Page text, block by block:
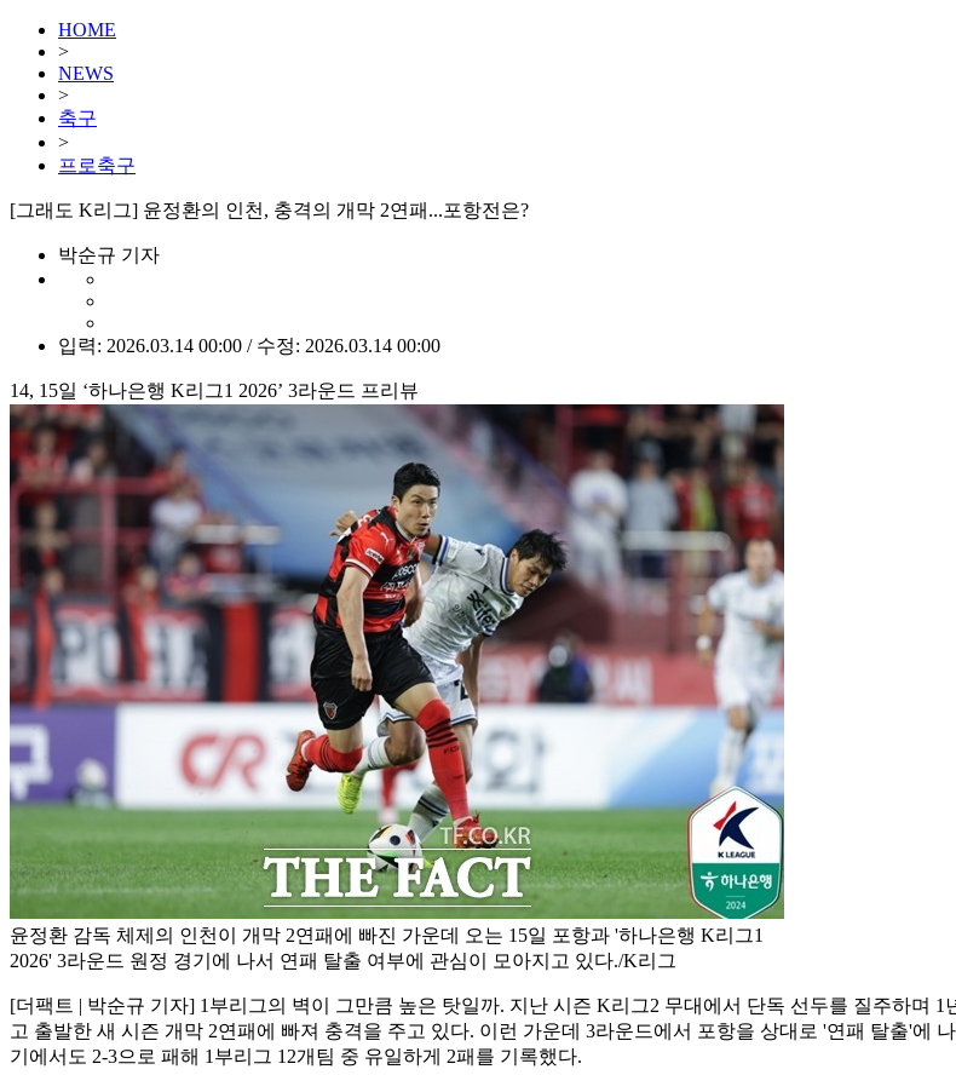
HOME
>
NEWS
>
축구
>
프로축구
[그래도 K리그] 윤정환의 인천, 충격의 개막 2연패...포항전은?
박순규 기자
입력: 2026.03.14 00:00 / 수정: 2026.03.14 00:00
14, 15일 ‘하나은행 K리그1 2026’ 3라운드 프리뷰
윤정환 감독 체제의 인천이 개막 2연패에 빠진 가운데 오는 15일 포항과 '하나은행 K리그1
2026' 3라운드 원정 경기에 나서 연패 탈출 여부에 관심이 모아지고 있다./K리그
[더팩트 | 박순규 기자] 1부리그의 벽이 그만큼 높은 탓일까. 지난 시즌 K리그2 무대에서 단독 선두를 질주하며
고 출발한 새 시즌 개막 2연패에 빠져 충격을 주고 있다. 이런 가운데 3라운드에서 포항을 상대로 '연패 탈출'에
기에서도 2-3으로 패해 1부리그 12개팀 중 유일하게 2패를 기록했다.